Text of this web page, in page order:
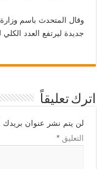
جديدة ليرتفع العدد الكلي للوفيات
اترك تعليقاً
لن يتم نشر عنوان بريدك
التعليق*